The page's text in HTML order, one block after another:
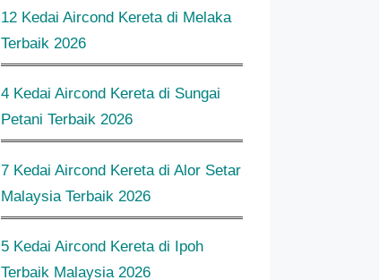
12 Kedai Aircond Kereta di Melaka
Terbaik 2026
4 Kedai Aircond Kereta di Sungai
Petani Terbaik 2026
7 Kedai Aircond Kereta di Alor Setar
Malaysia Terbaik 2026
5 Kedai Aircond Kereta di Ipoh
Terbaik Malaysia 2026